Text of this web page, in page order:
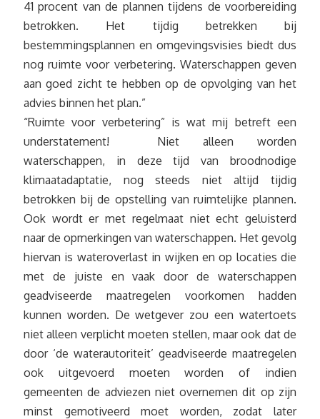
41 procent van de plannen tijdens de voorbereiding
betrokken. Het tijdig betrekken bij
bestemmingsplannen en omgevingsvisies biedt dus
nog ruimte voor verbetering. Waterschappen geven
aan goed zicht te hebben op de opvolging van het
advies binnen het plan.”
“Ruimte voor verbetering” is wat mij betreft een
understatement! Niet alleen worden
waterschappen, in deze tijd van broodnodige
klimaatadaptatie, nog steeds niet altijd tijdig
betrokken bij de opstelling van ruimtelijke plannen.
Ook wordt er met regelmaat niet echt geluisterd
naar de opmerkingen van waterschappen. Het gevolg
hiervan is wateroverlast in wijken en op locaties die
met de juiste en vaak door de waterschappen
geadviseerde maatregelen voorkomen hadden
kunnen worden. De wetgever zou een watertoets
niet alleen verplicht moeten stellen, maar ook dat de
door ‘de waterautoriteit’ geadviseerde maatregelen
ook uitgevoerd moeten worden of indien
gemeenten de adviezen niet overnemen dit op zijn
minst gemotiveerd moet worden, zodat later